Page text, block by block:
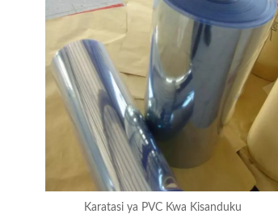
Karatasi ya PVC Kwa Kisanduku